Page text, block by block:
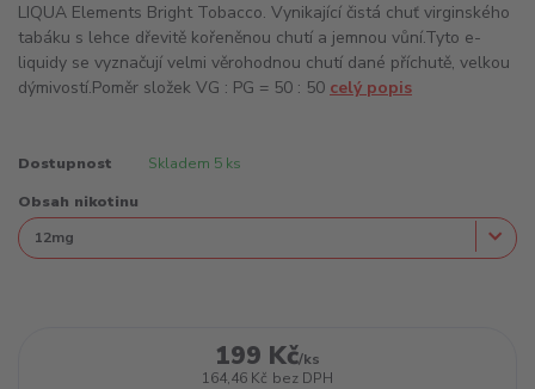
LIQUA Elements Bright Tobacco. Vynikající čistá chuť virginského
tabáku s lehce dřevitě kořeněnou chutí a jemnou vůní.Tyto e-
liquidy se vyznačují velmi věrohodnou chutí dané příchutě, velkou
dýmivostí.Poměr složek VG : PG = 50 : 50 celý popis
Dostupnost Skladem 5 ks
Obsah nikotinu
199 Kč/ks
164,46 Kč bez DPH